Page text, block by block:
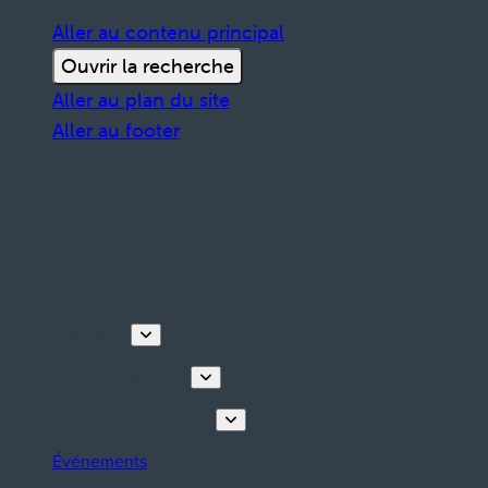
Aller au contenu principal
Ouvrir la recherche
Aller au plan du site
Aller au footer
Événements